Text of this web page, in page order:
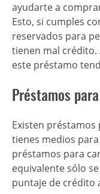
ayudarte a
Esto, si cumples
reservados para
tienen mal crédito.
este préstamo
Préstamos
Existen
tienes medios
préstamos para
equivalente sólo
puntaje de crédito